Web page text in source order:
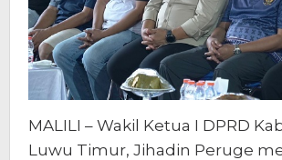
MALILI – Wakil Ketua I DPRD
Luwu Timur, Jihadin Peruge